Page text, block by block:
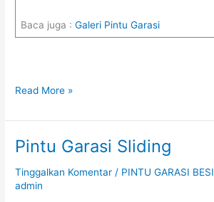
Baca juga : Galeri Pintu Garasi
Read More »
Pintu Garasi Sliding
Tinggalkan Komentar / PINTU GARASI BESI
admin
Pintu
Sliding